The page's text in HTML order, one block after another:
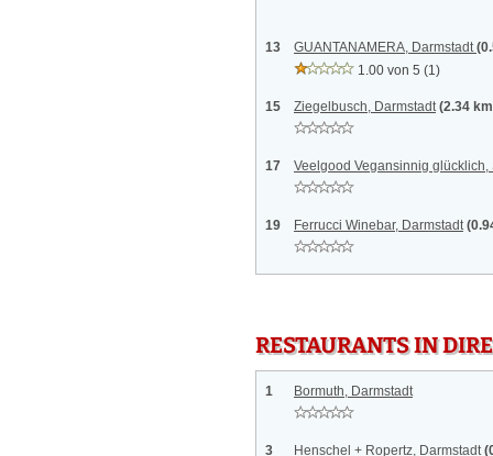
13 GUANTANAMERA, Darmstadt
1.00 von 5 (1)
15 Ziegelbusch, Darmstadt (2.34
17 Veelgood Vegansinnig
19 Ferrucci Winebar, Darmstadt
RESTAURANTS IN
1 Bormuth, Darmstadt
3 Henschel + Ropertz, Darmstadt